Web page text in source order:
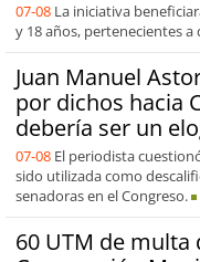
07-08 La iniciativa
y 18 años, pertenecientes
Juan Manuel
por dichos hacia
debería ser un
07-08 El periodista
sido utilizada como
senadoras en el Congreso.
60 UTM de multa